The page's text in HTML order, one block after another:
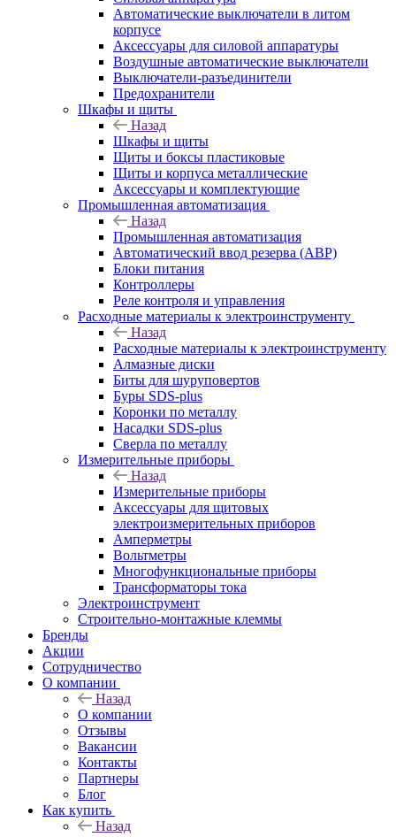
Автоматические выключатели в литом
корпусе
Аксессуары для силовой аппаратуры
Воздушные автоматические выключатели
Выключатели-разъединители
Предохранители
Шкафы и щиты
Назад
Шкафы и щиты
Щиты и боксы пластиковые
Щиты и корпуса металлические
Аксессуары и комплектующие
Промышленная автоматизация
Назад
Промышленная автоматизация
Автоматический ввод резерва (АВР)
Блоки питания
Контроллеры
Реле контроля и управления
Расходные материалы к электроинструменту
Назад
Расходные материалы к электроинструменту
Алмазные диски
Биты для шуруповертов
Буры SDS-plus
Коронки по металлу
Насадки SDS-plus
Сверла по металлу
Измерительные приборы
Назад
Измерительные приборы
Аксессуары для щитовых
электроизмерительных приборов
Амперметры
Вольтметры
Многофункциональные приборы
Трансформаторы тока
Электроинструмент
Строительно-монтажные клеммы
Бренды
Акции
Сотрудничество
О компании
Назад
О компании
Отзывы
Вакансии
Контакты
Партнеры
Блог
Как купить
Назад